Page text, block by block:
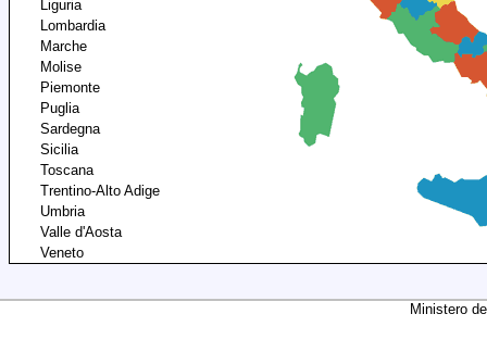
Liguria
Lombardia
Marche
Molise
Piemonte
Puglia
Sardegna
Sicilia
Toscana
Trentino-Alto Adige
Umbria
Valle d'Aosta
Veneto
Ministero